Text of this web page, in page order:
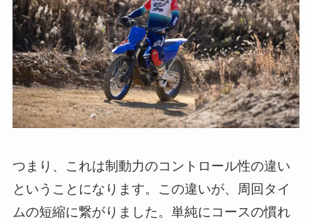
つまり、これは制動力のコントロール性の違い
ということになります。この違いが、周回タイ
ムの短縮に繋がりました。単純にコースの慣れ